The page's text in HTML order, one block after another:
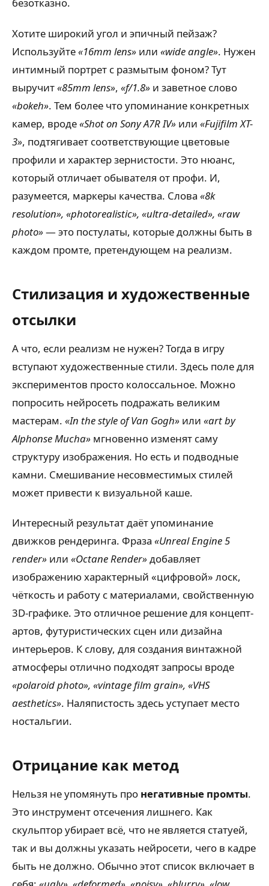
безотказно.
Хотите широкий угол и эпичный пейзаж?
Используйте«16mm lens» или «wide angle». Нужен
интимный портрет с размытым фоном? Тут
выручит«85mm lens», «f/1.8» и заветное слово
«bokeh». Тем более что упоминание конкретных
камер, вроде«Shot on Sony A7R IV» или «Fujifilm XT-
3», подтягивает соответствующие цветовые
профили и характер зернистости. Это нюанс,
который отличает обывателя от профи. И,
разумеется, маркеры качества. Слова «8k
resolution», «photorealistic», «ultra-detailed», «raw
photo»— это постулаты, которые должны быть в
каждом промте, претендующем на реализм.
Стилизация и художественные
отсылки
А что, если реализм не нужен? Тогда в игру
вступают художественные стили. Здесь поле для
экспериментов просто колоссальное. Можно
попросить нейросеть подражать великим
мастерам. «In the style of Van Gogh» или «art by
Alphonse Mucha» мгновенно изменят саму
структуру изображения. Но есть и подводные
камни. Смешивание несовместимых стилей
может привести к визуальной каше.
Интересный результат даёт упоминание
движков рендеринга. Фраза «Unreal Engine 5
render» или «Octane Render»добавляет
изображению характерный «цифровой» лоск,
чёткость и работу с материалами, свойственную
3D-графике. Это отличное решение для концепт-
артов, футуристических сцен или дизайна
интерьеров. К слову, для создания винтажной
атмосферы отлично подходят запросы вроде
«polaroid photo», «vintage film grain», «VHS
aesthetics». Наляпистость здесь уступает место
ностальгии.
Отрицание как метод
Нельзя не упомянуть про негативные промты.
Это инструмент отсечения лишнего. Как
скульптор убирает всё, что не является статуей,
так и вы должны указать нейросети, чего в кадре
быть не должно. Обычно этот список включает в